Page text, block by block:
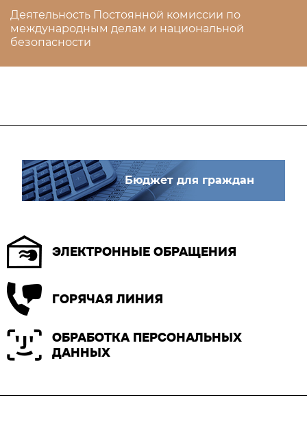
Деятельность Постоянной комиссии по
международным делам и национальной
безопасности
Бюджет для граждан
ЭЛЕКТРОННЫЕ ОБРАЩЕНИЯ
ГОРЯЧАЯ ЛИНИЯ
ОБРАБОТКА ПЕРСОНАЛЬНЫХ
ДАННЫХ